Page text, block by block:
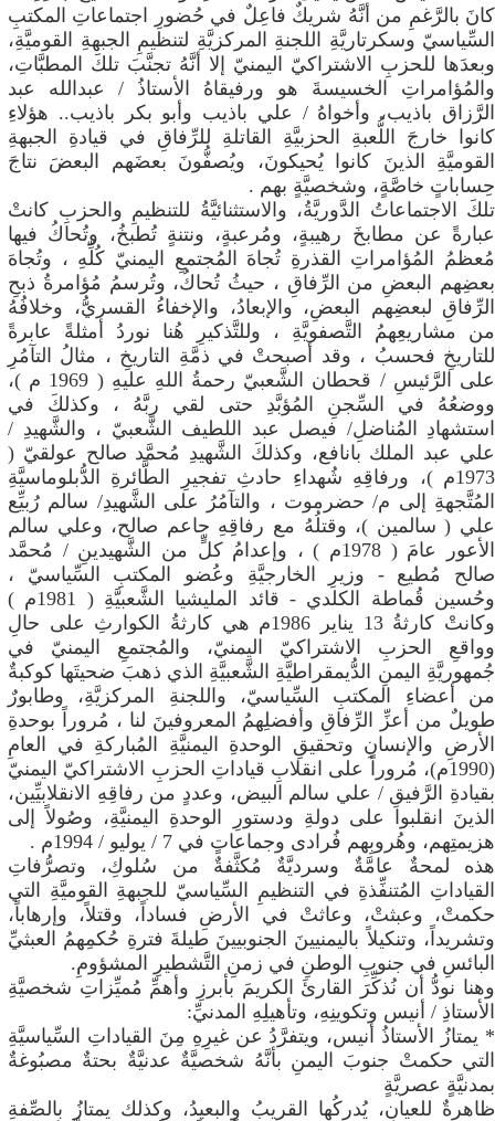
كانَ بالرَّغمِ من أنَّهُ شريكٌ فاعِلٌ في حُضورِ اجتماعاتِ المكتبِ
السِّياسيّ وسكرتاريَّةِ اللجنةِ المركزيَّةِ لتنظيمِ الجبهةِ القوميَّةِ،
وبعدَها للحزبِ الاشتراكيّ اليمنيّ إلا أنَّهُ تجنَّبَ تلكَ المطبَّاتِ،
والمُؤامراتِ الخسيسةَ هو ورفيقاهُ الأستاذُ / عبدالله عبد
الرَّزاق باذيب، وأخواهُ / علي باذيب وأبو بكر باذيب.. هؤلاءِ
كانوا خارجَ اللُّعبةِ الحزبيَّةِ القاتلةِ للرِّفاقِ في قيادةِ الجبهةِ
القوميَّةِ الذينَ كانوا يُحيكونَ، ويُصفُّونَ بعضَهم البعضَ نتاجَ
حِساباتٍ خاصَّةٍ، وشخصيَّةٍ بهم .
تلكَ الاجتماعاتُ الدَّوريَّةُ، والاستثنائيَّةُ للتنظيمِ والحزبِ كانتْ
عبارةً عن مطابخَ رهيبةٍ، ومُرعبةٍ، ونتنةٍ تُطبخُ، وتُحاكُ فيها
مُعظمُ المُؤامراتِ القذرةِ تُجاهَ المُجتمعِ اليمنيّ كُلِّهِ ، وتُجاهَ
بعضِهم البعضِ من الرِّفاقِ ، حيثُ تُحاكُ، وتُرسمُ مُؤامرةُ ذبحِ
الرِّفاقِ لبعضِهم البعضِ، والإبعادُ، والإخفاءُ القسريُّ، وخلافُهُ
من مشاريعِهمُ التَّصفويَّةِ ، وللتَّذكيرِ هُنا نوردُ أمثلةً عابرةً
للتاريخِ فحسبُ ، وقد أصبحتْ في ذمَّةِ التاريخِ ، مثالُ التآمُرِ
على الرَّئيسِ / قحطان الشَّعبيّ رحمةُ اللهِ عليهِ ( 1969 م )،
ووضعُهُ في السِّجنِ المُؤبَّدِ حتى لقي ربَّهُ ، وكذلكَ في
استشهادِ المُناضلِ/ فيصل عبد اللطيف الشَّعبيّ ، والشَّهيدِ /
علي عبد الملك بانافع، وكذلكَ الشَّهيدِ مُحمَّد صالح عولقيّ (
1973م )، ورفاقِهِ شُهداءِ حادثِ تفجيرِ الطَّائرةِ الدُّبلوماسيَّةِ
المُتَّجهةِ إلى م/ حضرموت ، والتآمُرُ على الشَّهيدِ/ سالم رُبيِّع
علي ( سالمين )، وقتلُهُ مع رفاقِهِ جاعم صالح، وعلي سالم
الأعور عامَ ( 1978م ) ، وإعدامُ كلٍّ من الشَّهيدينِ / مُحمَّد
صالح مُطيع - وزيرِ الخارجيَّةِ وعُضو المكتبِ السِّياسيّ ،
وحُسين قُماطة الكلدي - قائد المليشيا الشَّعبيَّةِ ( 1981م )
وكانتْ كارثةُ 13 يناير 1986م هي كارثةُ الكوارثِ على حالِ
وواقعِ الحزبِ الاشتراكيّ اليمنيّ، والمُجتمعِ اليمنيّ في
جُمهوريَّةِ اليمنِ الدُّيمقراطيَّةِ الشَّعبيَّةِ الذي ذهبَ ضحيتَها كوكبةٌ
من أعضاءِ المكتبِ السِّياسيّ، واللجنةِ المركزيَّةِ، وطابورٌ
طويلٌ من أعزِّ الرِّفاقِ وأفضلِهمُ المعروفينَ لنا ، مُروراً بوحدةِ
الأرضِ والإنسانِ وتحقيقِ الوحدةِ اليمنيَّةِ المُباركةِ في العامِ
(1990م)، مُروراً على انقلابِ قياداتِ الحزبِ الاشتراكيّ اليمنيّ
بقيادةِ الرَّفيقِ / علي سالم البيض، وعددٍ من رفاقِهِ الانقلابيِّين،
الذينَ انقلبوا على دولةِ ودستورِ الوحدةِ اليمنيَّةِ، وصُولاً إلى
هزيمتِهم، وهُروبِهم فُرادى وجماعاتٍ في 7 / يوليو / 1994م .
هذه لمحةٌ عامَّةٌ وسرديَّةٌ مُكثَّفةٌ من سُلوكِ، وتصرُّفاتِ
القياداتِ المُتنفِّذةِ في التنظيمِ السِّياسيّ للجبهةِ القوميَّةِ التي
حكمتْ، وعبثتْ، وعاثتْ في الأرضِ فساداً، وقتلاً، وإرهاباً،
وتشريداً، وتنكيلاً باليمنيينَ الجنوبيينَ طيلةَ فترةِ حُكمِهمُ العبثيِّ
البائسِ في جنوبِ الوطنِ في زمنِ التَّشطيرِ المشؤومِ.
وهنا نودُّ أن نُذكِّرَ القارئَ الكريمَ بأبرزِ وأهمِّ مُميِّزاتِ شخصيَّةِ
الأستاذِ / أنيس وتكوينِهِ، وتأهيلِهِ المدنيِّ:
* يمتازُ الأستاذُ أنيس، ويتفرَّدُ عن غيرِهِ مِنَ القياداتِ السِّياسيَّةِ
التي حكمتْ جنوبَ اليمنِ بأنَّهُ شخصيَّةٌ عدنيَّةٌ بحتةٌ مصبُوغةٌ
بمدنيَّةٍ عصريَّةٍ
ظاهرةٌ للعيانِ، يُدركُها القريبُ والبعيدُ، وكذلك يمتازُ بالصِّفةِ